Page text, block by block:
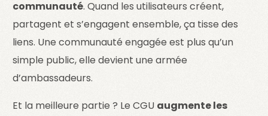
communauté. Quand les utilisateurs créent,
partagent et s’engagent ensemble, ça tisse des
liens. Une communauté engagée est plus qu’un
simple public, elle devient une armée
d’ambassadeurs.
Et la meilleure partie ? Le CGU augmente les